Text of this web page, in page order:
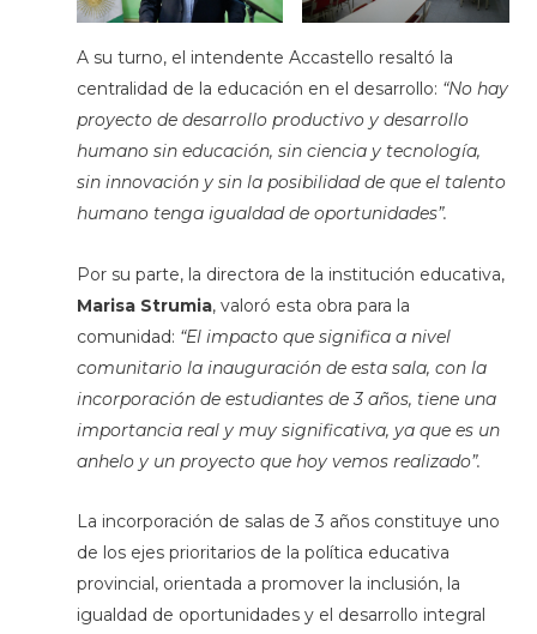
A su turno, el intendente Accastello resaltó la
centralidad de la educación en el desarrollo: “No hay
proyecto de desarrollo productivo y desarrollo
humano sin educación, sin ciencia y tecnología,
sin innovación y sin la posibilidad de que el talento
humano tenga igualdad de oportunidades”.
Por su parte, la directora de la institución educativa,
Marisa Strumia, valoró esta obra para la
comunidad: “El impacto que significa a nivel
comunitario la inauguración de esta sala, con la
incorporación de estudiantes de 3 años, tiene una
importancia real y muy significativa, ya que es un
anhelo y un proyecto que hoy vemos realizado”.
La incorporación de salas de 3 años constituye uno
de los ejes prioritarios de la política educativa
provincial, orientada a promover la inclusión, la
igualdad de oportunidades y el desarrollo integral